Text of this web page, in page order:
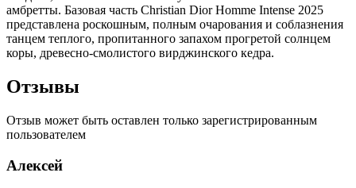
амбретты. Базовая часть Christian Dior Homme Intense 2025
представлена роскошным, полным очарования и соблазнения
танцем теплого, пропитанного запахом прогретой солнцем
коры, древесно-смолистого вирджинского кедра.
Отзывы
Отзыв может быть оставлен только зарегистрированным
пользователем
Алексей